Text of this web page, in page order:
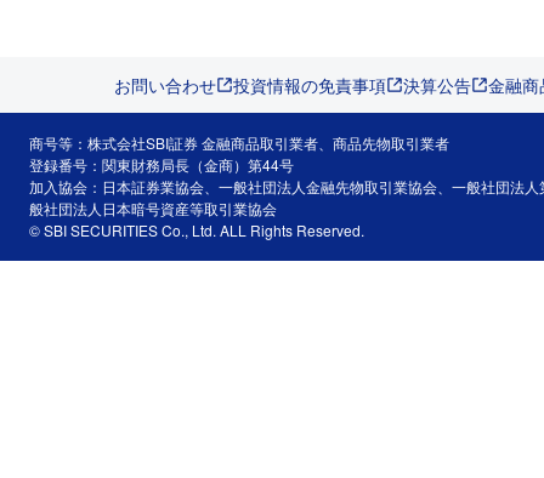
お問い合わせ 投資情報の免責事項 決算公告 金融
商号等：株式会社SBI証券 金融商品取引業者、商品先物取引業者
登録番号：関東財務局長（金商）第44号
加入協会：日本証券業協会、一般社団法人金融先物取引業協会、一般社団法
般社団法人日本暗号資産等取引業協会
© SBI SECURITIES Co., Ltd. ALL Rights Reserved.